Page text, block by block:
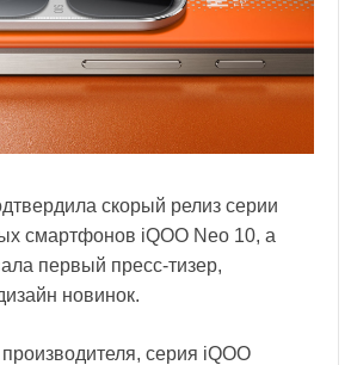
скорый релиз серии
смартфонов iQOO Neo 10, а
первый пресс-тизер,
новинок.
серия iQOO